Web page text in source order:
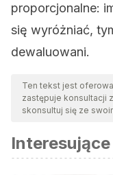
proporcjonalne:
się wyróżniać,
dewaluowani.
Ten tekst jest
zastępuje konsultacji
skonsultuj się ze